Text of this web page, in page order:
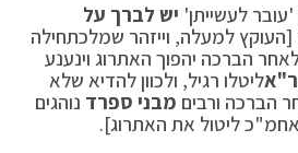
לעשייתן' יש לברך על
[העוקץ למעלה, וייזהר שמלכתחילה
הברכה יהפוך האתרוג וינענע
ליטלו רגיל, ולכוון להדיא שלא
הברכה ורבים מבני ספרד נוהגים
ליטול את האתרוג].